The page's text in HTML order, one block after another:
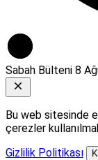
Sabah Bülteni 8
Bu web sitesinde
çerezler
Gizlilik Politikası